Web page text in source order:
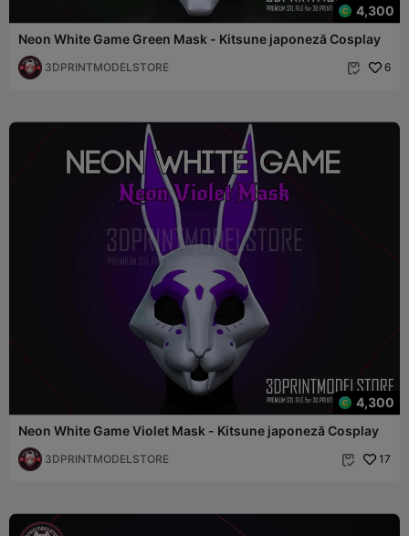
4,300
Neon White Game Green Mask - Kitsune japoneză Cosplay
3DPRINTMODELSTORE  6
4,300
Neon White Game Violet Mask - Kitsune japoneză Cosplay
3DPRINTMODELSTORE  17